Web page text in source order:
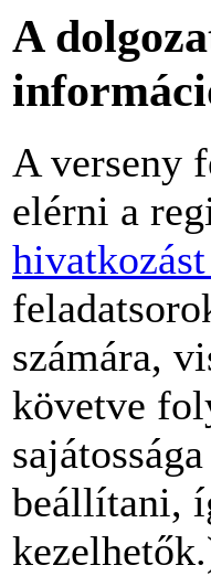
A
A verseny
elérni a
hivatkozást
számára,
követve
beállítani,